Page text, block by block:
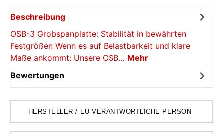
Beschreibung
OSB-3 Grobspanplatte: Stabilität in bewährten
Festgrößen Wenn es auf Belastbarkeit und klare
Maße ankommt: Unsere OSB… Mehr
Bewertungen
HERSTELLER / EU VERANTWORTLICHE PERSON